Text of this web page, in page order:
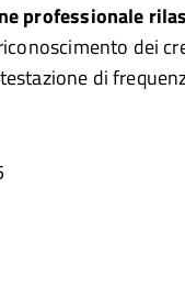
professionale
dei
di